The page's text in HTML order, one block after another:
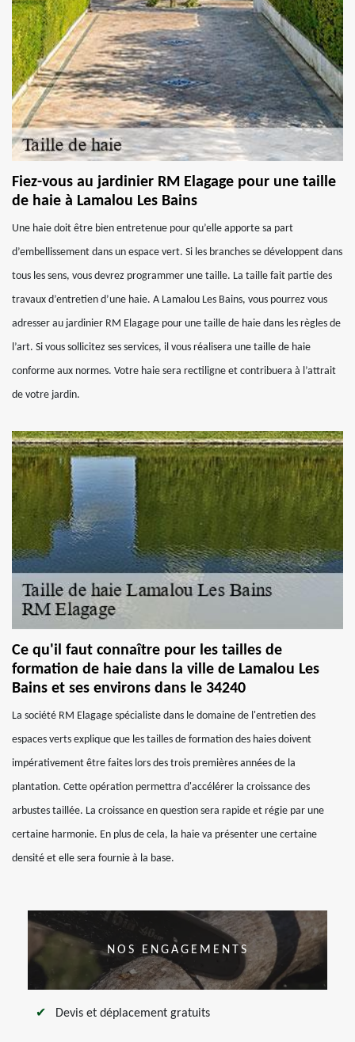
Fiez-vous au jardinier RM Elagage pour une taille
de haie à Lamalou Les Bains
Une haie doit être bien entretenue pour qu’elle apporte sa part
d’embellissement dans un espace vert. Si les branches se développent dans
tous les sens, vous devrez programmer une taille. La taille fait partie des
travaux d’entretien d’une haie. A Lamalou Les Bains, vous pourrez vous
adresser au jardinier RM Elagage pour une taille de haie dans les règles de
l’art. Si vous sollicitez ses services, il vous réalisera une taille de haie
conforme aux normes. Votre haie sera rectiligne et contribuera à l’attrait
de votre jardin.
Ce qu'il faut connaître pour les tailles de
formation de haie dans la ville de Lamalou Les
Bains et ses environs dans le 34240
La société RM Elagage spécialiste dans le domaine de l'entretien des
espaces verts explique que les tailles de formation des haies doivent
impérativement être faites lors des trois premières années de la
plantation. Cette opération permettra d'accélérer la croissance des
arbustes taillée. La croissance en question sera rapide et régie par une
certaine harmonie. En plus de cela, la haie va présenter une certaine
densité et elle sera fournie à la base.
NOS ENGAGEMENTS
Devis et déplacement gratuits